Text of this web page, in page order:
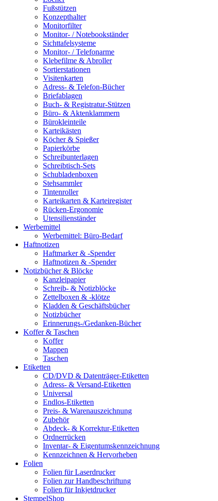
Fußstützen
Konzepthalter
Monitorfilter
Monitor- / Notebookständer
Sichttafelsysteme
Monitor- / Telefonarme
Klebefilme & Abroller
Sortierstationen
Visitenkarten
Adress- & Telefon-Bücher
Briefablagen
Buch- & Registratur-Stützen
Büro- & Aktenklammern
Bürokleinteile
Karteikästen
Köcher & Spießer
Papierkörbe
Schreibunterlagen
Schreibtisch-Sets
Schubladenboxen
Stehsammler
Tintenroller
Karteikarten & Karteiregister
Rücken-Ergonomie
Utensilienständer
Werbemittel
Werbemittel: Büro-Bedarf
Haftnotizen
Haftmarker & -Spender
Haftnotizen & -Spender
Notizbücher & Blöcke
Kanzleipapier
Schreib- & Notizblöcke
Zettelboxen & -klötze
Kladden & Geschäftsbücher
Notizbücher
Erinnerungs-/Gedanken-Bücher
Koffer & Taschen
Koffer
Mappen
Taschen
Etiketten
CD/DVD & Datenträger-Etiketten
Adress- & Versand-Etiketten
Universal
Endlos-Etiketten
Preis- & Warenauszeichnung
Zubehör
Abdeck- & Korrektur-Etiketten
Ordnerrücken
Inventar- & Eigentumskennzeichnung
Kennzeichnen & Hervorheben
Folien
Folien für Laserdrucker
Folien zur Handbeschriftung
Folien für Inkjetdrucker
StempelShop